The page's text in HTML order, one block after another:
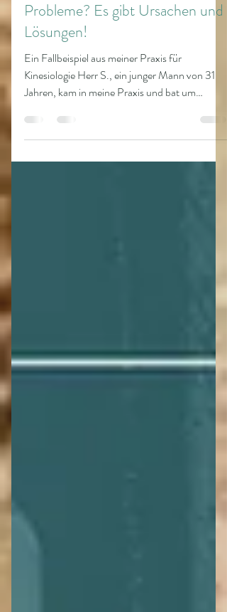
GESUNDHEIT
Chronische gesundheitliche
Probleme? Es gibt Ursachen und
Lösungen!
Kinesiologie Herr S., ein junger Mann von 31
Jahren, kam in meine Praxis und bat um
einen...